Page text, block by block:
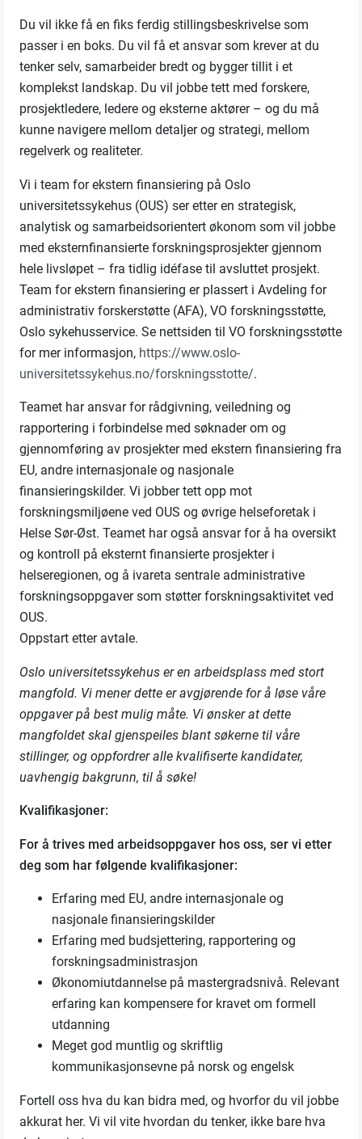
Du vil ikke få en fiks ferdig stillingsbeskrivelse som
passer i en boks. Du vil få et ansvar som krever at du
tenker selv, samarbeider bredt og bygger tillit i et
komplekst landskap. Du vil jobbe tett med forskere,
prosjektledere, ledere og eksterne aktører – og du må
kunne navigere mellom detaljer og strategi, mellom
regelverk og realiteter.
Vi i team for ekstern finansiering på Oslo
universitetssykehus (OUS) ser etter en strategisk,
analytisk og samarbeidsorientert økonom som vil jobbe
med eksternfinansierte forskningsprosjekter gjennom
hele livsløpet – fra tidlig idéfase til avsluttet prosjekt.
Team for ekstern finansiering er plassert i Avdeling for
administrativ forskerstøtte (AFA), VO forskningsstøtte,
Oslo sykehusservice. Se nettsiden til VO forskningsstøtte
for mer informasjon, https://www.oslo-
universitetssykehus.no/forskningsstotte/.
Teamet har ansvar for rådgivning, veiledning og
rapportering i forbindelse med søknader om og
gjennomføring av prosjekter med ekstern finansiering fra
EU, andre internasjonale og nasjonale
finansieringskilder. Vi jobber tett opp mot
forskningsmiljøene ved OUS og øvrige helseforetak i
Helse Sør-Øst. Teamet har også ansvar for å ha oversikt
og kontroll på eksternt finansierte prosjekter i
helseregionen, og å ivareta sentrale administrative
forskningsoppgaver som støtter forskningsaktivitet ved
OUS.
Oppstart etter avtale.
Oslo universitetssykehus er en arbeidsplass med stort
mangfold. Vi mener dette er avgjørende for å løse våre
oppgaver på best mulig måte. Vi ønsker at dette
mangfoldet skal gjenspeiles blant søkerne til våre
stillinger, og oppfordrer alle kvalifiserte kandidater,
uavhengig bakgrunn, til å søke!
Kvalifikasjoner:
For å trives med arbeidsoppgaver hos oss, ser vi etter
deg som har følgende kvalifikasjoner:
Erfaring med EU, andre internasjonale og
nasjonale finansieringskilder
Erfaring med budsjettering, rapportering og
forskningsadministrasjon
Økonomiutdannelse på mastergradsnivå. Relevant
erfaring kan kompensere for kravet om formell
utdanning
Meget god muntlig og skriftlig
kommunikasjonsevne på norsk og engelsk
Fortell oss hva du kan bidra med, og hvorfor du vil jobbe
akkurat her. Vi vil vite hvordan du tenker, ikke bare hva